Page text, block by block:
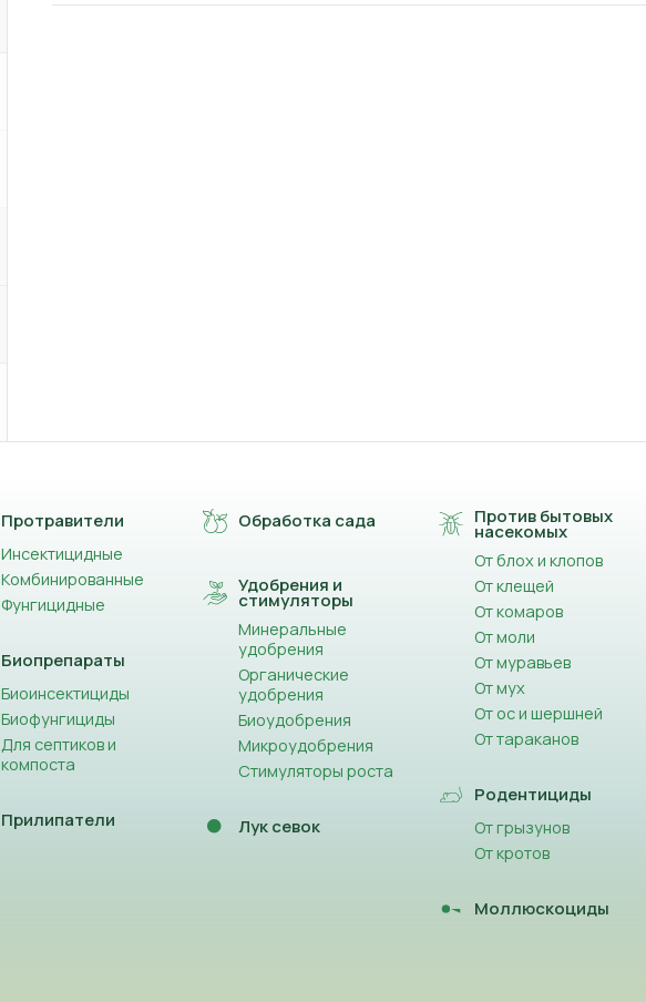
Протравители
Инсектицидные
Комбинированные
Фунгицидные
Биопрепараты
Биоинсектициды
Биофунгициды
Для септиков и
компоста
Прилипатели
Обработка сада
Удобрения и
стимуляторы
Минеральные
удобрения
Органические
удобрения
Биоудобрения
Микроудобрения
Стимуляторы роста
Лук севок
Против бытовых
насекомых
От блох и клопов
От клещей
От комаров
От моли
От муравьев
От мух
От ос и шершней
От тараканов
Родентициды
От грызунов
От кротов
Моллюскоциды